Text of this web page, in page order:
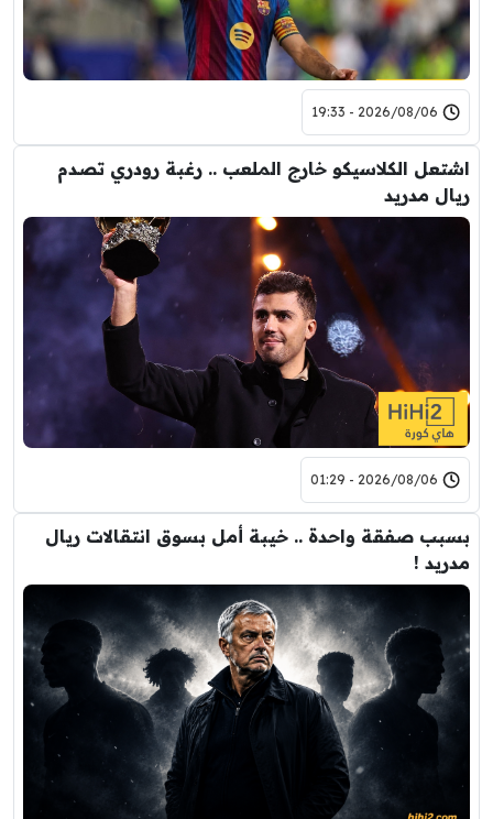
2026/08/06 - 19:33
اشتعل الكلاسيكو خارج الملعب .. رغبة رودري تصدم
ريال مدريد
2026/08/06 - 01:29
بسبب صفقة واحدة .. خيبة أمل بسوق انتقالات ريال
مدريد !